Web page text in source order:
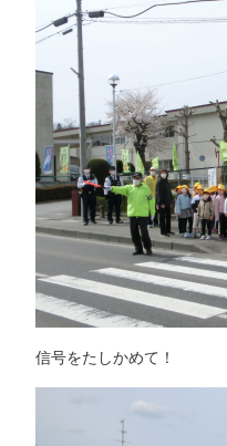
信号をたしかめて！